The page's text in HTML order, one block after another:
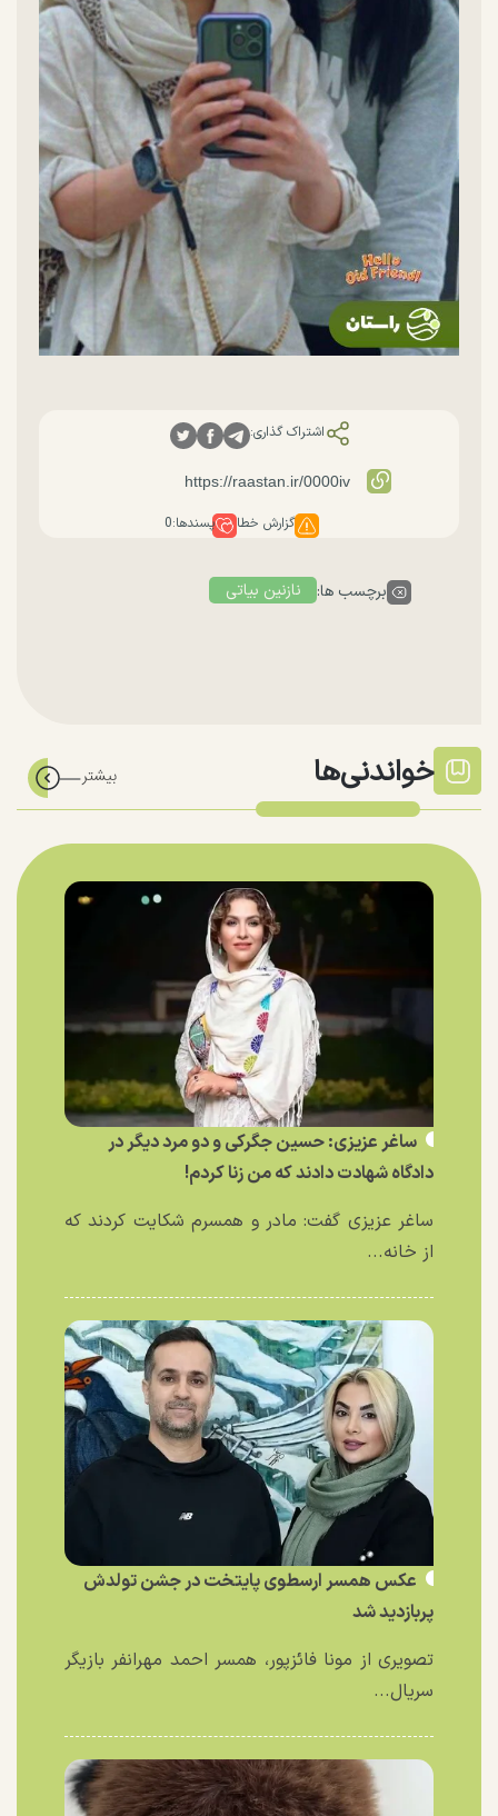
اشتراک گذاری:
گزارش خطا پسندها:0
برچسب ها: نازنین بیاتی
خواندنی‌ها
ساغر عزیزی: حسین جگرکی و دو مرد دیگر در
دادگاه شهادت دادند که من زنا کردم!
ساغر عزیزی گفت: مادر و همسرم شکایت کردند که
از خانه...
عکس همسر ارسطوی پایتخت در جشن تولدش
پربازدید شد
تصویری از مونا فائزپور، همسر احمد مهرانفر بازیگر
سریال...